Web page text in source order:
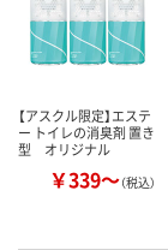
【アスクル限定】エステ
ー トイレの消臭剤 置き
型 オリジナル
￥339～（税込）